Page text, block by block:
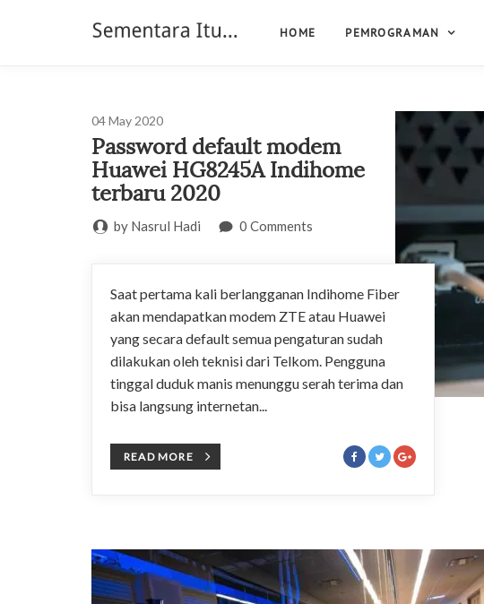
HOME PEMROGRAMAN
04May 2020
Password default modem
Huawei HG8245A Indihome
terbaru 2020
by Nasrul Hadi 0 Comments
Saat pertama kali berlangganan Indihome Fiber
akan mendapatkan modem ZTE atau Huawei
yang secara default semua pengaturan sudah
dilakukan oleh teknisi dari Telkom. Pengguna
tinggal duduk manis menunggu serah terima dan
bisa langsung internetan...
READ MORE